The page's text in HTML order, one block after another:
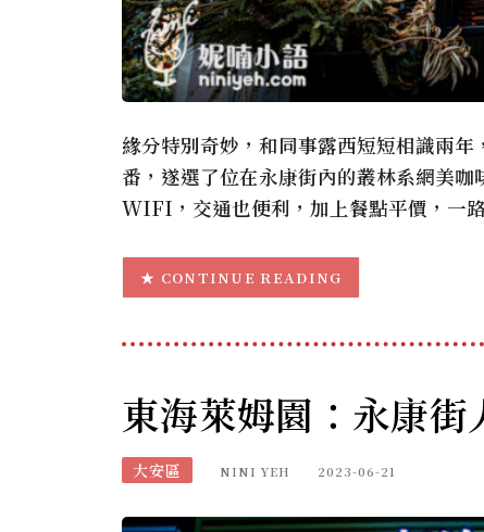
緣分特別奇妙，和同事露西短短相識兩
番，遂選了位在永康街內的叢林系網美
WIFI，交通也便利，加上餐點平價，一
CONTINUE READING
東海萊姆園：永康
大安區 NINI YEH 2023-06-21